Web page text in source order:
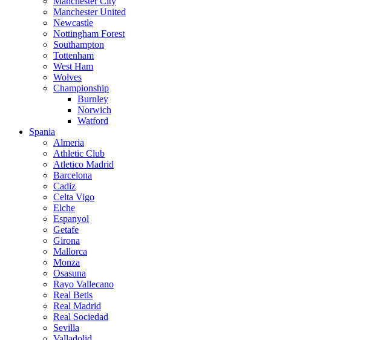
Manchester United
Newcastle
Nottingham Forest
Southampton
Tottenham
West Ham
Wolves
Championship
Burnley
Norwich
Watford
Spania
Almeria
Athletic Club
Atletico Madrid
Barcelona
Cadiz
Celta Vigo
Elche
Espanyol
Getafe
Girona
Mallorca
Monza
Osasuna
Rayo Vallecano
Real Betis
Real Madrid
Real Sociedad
Sevilla